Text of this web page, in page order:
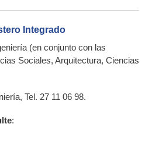
Integrado
(en conjunto con las
Sociales, Arquitectura, Ciencias
Tel. 27 11 06 98.
: